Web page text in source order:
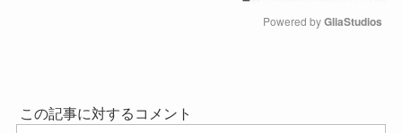
Powered by GliaStudios